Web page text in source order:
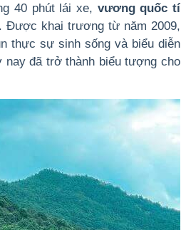
40 phút lái xe, vương quốc tí
Được khai trương từ năm 2009,
thực sự sinh sống và biểu diễn
nay đã trở thành biểu tượng cho